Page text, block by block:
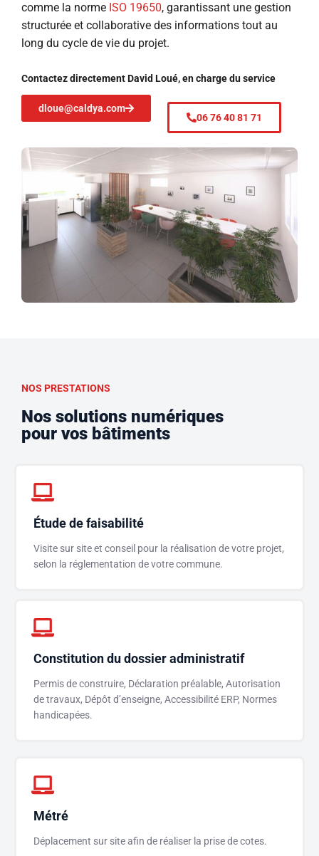
comme la norme ISO 19650, garantissant une gestion
structurée et collaborative des informations tout au
long du cycle de vie du projet.
Contactez directement David Loué, en charge du service
dloue@caldya.com
06 76 40 81 71
NOS PRESTATIONS
Nos solutions numériques
pour vos bâtiments
Étude de faisabilité
Visite sur site et conseil pour la réalisation de votre projet,
selon la réglementation de votre commune.
Constitution du dossier administratif
Permis de construire, Déclaration préalable, Autorisation
de travaux, Dépôt d’enseigne, Accessibilité ERP, Normes
handicapées.
Métré
Déplacement sur site afin de réaliser la prise de cotes.